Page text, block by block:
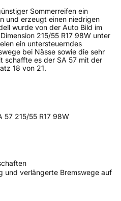
Sommerreifen ein
und erzeugt einen niedrigen
wurde von der Auto Bild im
215/55 R17 98W unter
ein untersteuerndes
bei Nässe sowie die sehr
schaffte es der SA 57 mit der
18 von 21.
57 215/55 R17 98W
und verlängerte Bremswege auf